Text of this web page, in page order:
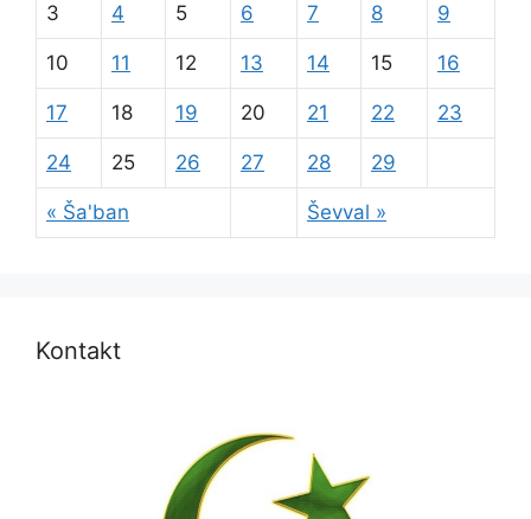
« Ša'ban Ševval »
3 4 5 6 7 8 9
10 11 12 13 14 15 16
17 18 19 20 21 22 23
24 25 26 27 28 29
Kontakt